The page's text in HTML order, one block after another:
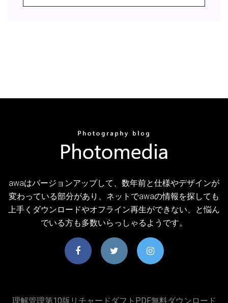
awaはバージョンアップして、数年前と仕様やデザインが
変わっている部分があり、ネットでawaの情報を探しても
上手くダウンロードやオフライン再生ができない、と悩ん
でいる方も多数いらっしゃるようです。
理解管理第10版リチャードダフトPDF無料ダウンロード